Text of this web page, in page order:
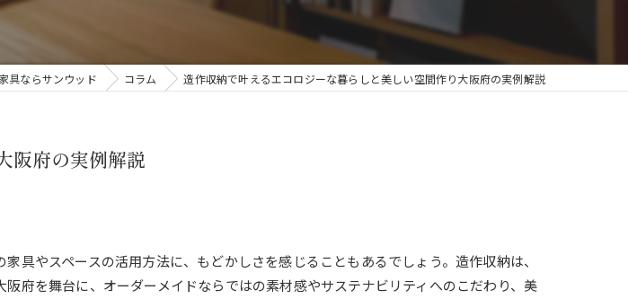
インテリア
具ならサンウッド コラム 造作収納で叶えるエコロジーな暮らしと美しい空間作り大阪府の実例解説
阪府の実例解説
具やスペースの活用方法に、もどかしさを感じることもあるでしょう。造作収納は、
府を舞台に、オーダーメイドならではの素材感やサステナビリティへのこだわり、美